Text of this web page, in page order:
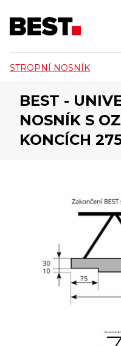
STROPNÍ NOSNÍK
BEST -
NOSNÍK S
KONCÍCH